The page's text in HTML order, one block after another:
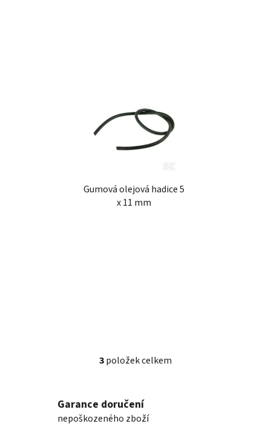
Gumová olejová hadice 5
x 11 mm
O
á
d
3položek celkem
Garance doručení
nepoškozeného zboží